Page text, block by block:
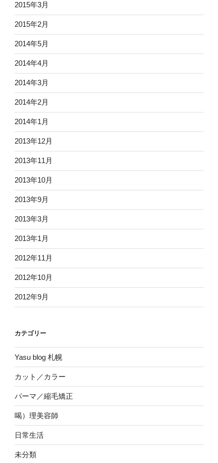
2015年3月
2015年2月
2014年5月
2014年4月
2014年3月
2014年2月
2014年1月
2013年12月
2013年11月
2013年10月
2013年9月
2013年3月
2013年1月
2012年11月
2012年10月
2012年9月
カテゴリー
Yasu blog 札幌
カット／カラー
パーマ／縮毛矯正
喝）理美容師
日常生活
未分類